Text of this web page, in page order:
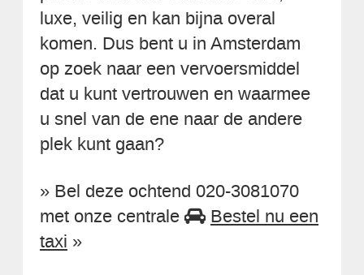
luxe, veilig en kan bijna overal
komen. Dus bent u in Amsterdam
op zoek naar een vervoersmiddel
dat u kunt vertrouwen en waarmee
u snel van de ene naar de andere
plek kunt gaan?
» Bel deze ochtend 020-3081070
met onze centrale
Bestel nu een
taxi »